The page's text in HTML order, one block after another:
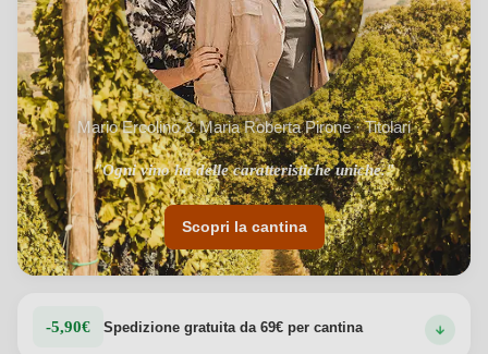
Mario Ercolino & Maria Roberta Pirone · Titolari
"Ogni vino ha delle caratteristiche uniche."
"Ogni vino è espressione della regione di origine."
Scopri la cantina
-5,90€ Spedizione gratuita da 69€ per cantina